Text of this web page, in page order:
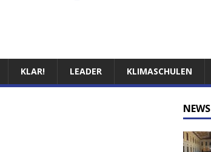
KLAR! LEADER KLIMASCHULEN
NEWS